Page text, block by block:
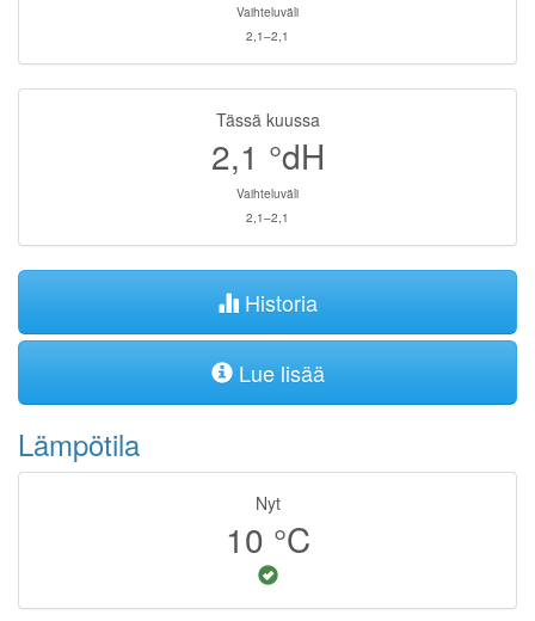
Vaihteluväli
2,1–2,1
Tässä kuussa
2,1 °dH
Vaihteluväli
2,1–2,1
Historia
Lue lisää
Lämpötila
Nyt
10 °C